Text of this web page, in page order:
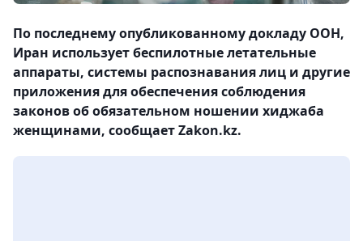
По последнему опубликованному докладу ООН,
Иран использует беспилотные летательные
аппараты, системы распознавания лиц и другие
приложения для обеспечения соблюдения
законов об обязательном ношении хиджаба
женщинами, сообщает Zakon.kz.